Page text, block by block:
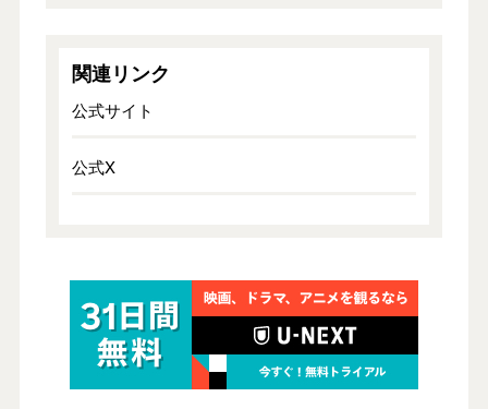
関連リンク
公式サイト
公式X